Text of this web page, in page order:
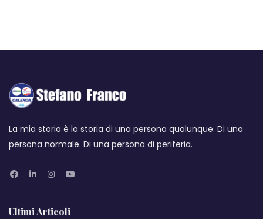
La mia storia è la storia di una persona qualunque. Di una
persona normale. Di una persona di periferia.
Ultimi Articoli